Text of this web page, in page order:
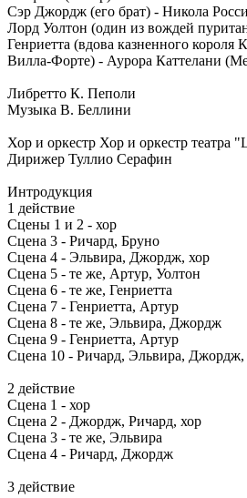
Сэр Джордж (его брат) - Никола
Лорд Уолтон (один из вождей
Генриетта (вдова казненного короля
Вилла-Форте) - Аурора Каттелани
Либретто К. Пеполи
Музыка В. Беллини
Хор и оркестр Хор и оркестр театра
Дирижер Туллио Серафин
Интродукция
1 действие
Сцены 1 и 2 - хор
Сцена 3 - Ричард, Бруно
Сцена 4 - Эльвира, Джордж, хор
Сцена 5 - те же, Артур, Уолтон
Сцена 6 - те же, Генриетта
Сцена 7 - Генриетта, Артур
Сцена 8 - те же, Эльвира, Джордж
Сцена 9 - Генриетта, Артур
Сцена 10 - Ричард, Эльвира, Джордж,
2 действие
Сцена 1 - хор
Сцена 2 - Джордж, Ричард, хор
Сцена 3 - те же, Эльвира
Сцена 4 - Ричард, Джордж
3 действие